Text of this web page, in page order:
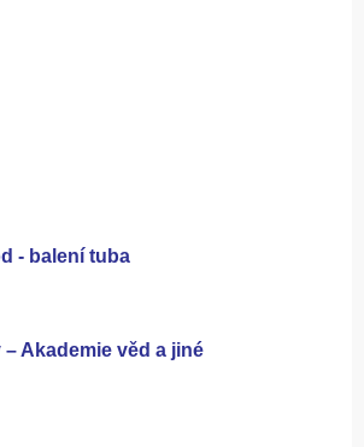
- balení tuba
Akademie věd a jiné